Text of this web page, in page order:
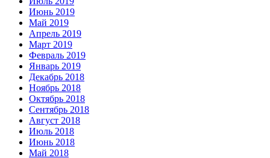
Июнь 2019
Май 2019
Апрель 2019
Март 2019
Февраль 2019
Январь 2019
Декабрь 2018
Ноябрь 2018
Октябрь 2018
Сентябрь 2018
Август 2018
Июль 2018
Июнь 2018
Май 2018